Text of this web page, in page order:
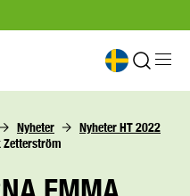
Nyheter
Nyheter HT 2022
Zetterström